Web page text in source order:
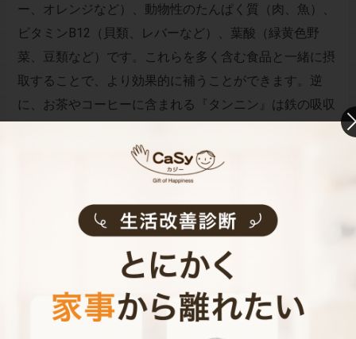
ー、オレンジなど）、動物性のたんぱく質（肉、魚）、
ビタミンB12（貝類、レバーなど）、葉酸（緑黄色野
菜、豆類など）です。これらを多く含む食品と一緒に摂
取することで、より効果的に補うことができます。逆
に、お茶やコーヒーに含まれる『タンニン』は鉄の吸収
鉄分を摂取するには、ひじき煮がおすすめ。ひじきだけ
ではなく、鶏肉や豚肉などの動物性のたんぱく質を加え
たり、大豆で葉酸を加えるなど、具沢山にすると鉄分の
吸収率を助けてくれます。
5．亜鉛で身長が伸びる！精神安定効果にも期待